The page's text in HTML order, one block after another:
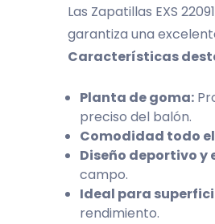
Las Zapatillas EXS
garantiza una
Características
Planta de goma:
preciso del balón.
Comodidad todo
Diseño deportivo y
campo.
Ideal para
rendimiento.